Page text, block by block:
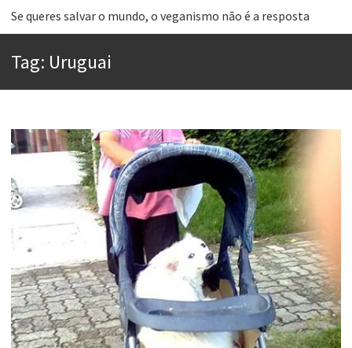
Tem que filmar isso daí
Aprender a fracassar é o segredo do sucesso
Esse tal de Rock Gaúcho
Os causos de Jorge Luis Borges
Voto obrigatório é correto?
Se queres salvar o mundo, o veganismo não é a resposta
Tag: Uruguai